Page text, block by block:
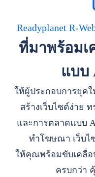
Readyplanet R-
ที่มาพร้อมเ
แบบ
ให้ผู้ประกอบการยุคใ
สร้างเว็บไซต์ง่าย
และการตลาดแบบ
ทำโฆษณา เว็บไ
ให้คุณพร้อมขับเคลื่อ
ครบกว่า